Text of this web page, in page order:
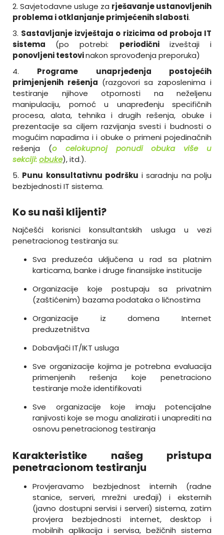
2. Savjetodavne usluge za rješavanje ustanovljenih
problema i otklanjanje primjećenih slabosti.
3. Sastavljanje izvještaja o rizicima od proboja IT
sistema (po potrebi: periodični izveštaji i
ponovljeni testovinakon sprovođenja preporuka)
4. Programe unaprjeđenja postojećih
primjenjenih rešenja (razgovori sa zaposlenima i
testiranje njihove otpornosti na neželjenu
manipulaciju, pomoć u unapređenju specifičnih
procesa, alata, tehnika i drugih rešenja, obuke i
prezentacije sa ciljem razvijanja svesti i budnosti o
mogućim napadima i i obuke o primeni pojedinačnih
rešenja (o celokupnoj ponudi obuka više u
sekciji:obuke), itd.).
5. Punu konsultativnu podršku i saradnju na polju
bezbjednosti IT sistema.
Ko su naši klijenti?
Najčešći korisnici konsultantskih usluga u vezi
penetracionog testiranja su:
Sva preduzeća uključena u rad sa platnim
karticama, banke i druge finansijske institucije
Organizacije koje postupaju sa privatnim
(zaštićenim) bazama podataka o ličnostima
Organizacije iz domena Internet
preduzetništva
Dobavljači IT/IKT usluga
Sve organizacije kojima je potrebna evaluacija
primenjenih rešenja koje penetraciono
testiranje može identifikovati
Sve organizacije koje imaju potencijalne
ranjivosti koje se mogu analizirati i unaprediti na
osnovu penetracionog testiranja
Karakteristike našeg pristupa
penetracionom testiranju
Provjeravamo bezbjednost internih (radne
stanice, serveri, mrežni uređaji) i eksternih
(javno dostupni servisi i serveri) sistema, zatim
provjera bezbjednosti internet, desktop i
mobilnih aplikacija i servisa, bežičnih sistema